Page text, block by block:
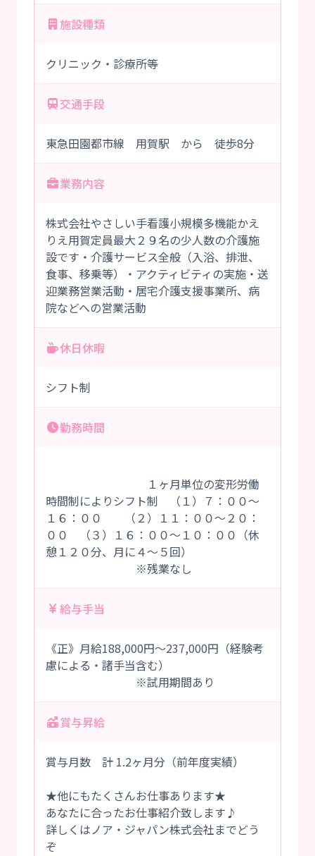
施設種類
クリニック・診療所等
交通手段
東急田園都市線 用賀駅 から 徒歩8分
業務内容
株式会社やさしい手看護小規模多機能かえ
りえ用賀定員最大２９名の少人数の介護施
設です・介護サービス全般（入浴、排泄、
食事、移乗等）・アクティビティの実施・送
迎業務営業活動・居宅介護支援事業所、病
院などへの営業活動
休日休暇
シフト制
勤務時間
１ヶ月単位の変形労働
時間制によりシフト制 （１）７：００～
１６：００ （２）１１：００～２０：
００ （３）１６：００～１０：００（休
憩１２０分、月に４～５回）
※残業なし
給与手当
《正》月給188,000円～237,000円（経験考
慮による・諸手当含む）
※試用期間あり
賞与昇給
賞与月数 計 1.2ヶ月分（前年度実績）
★他にもたくさんお仕事あります★
あなたに合ったお仕事紹介致します♪
詳しくはノア・ジャパン株式会社までどう
ぞ